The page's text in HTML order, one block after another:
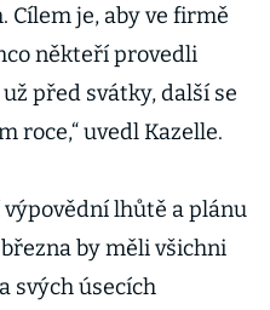
je, aby ve firmě
někteří provedli
před svátky, další se
roce,“ uvedl Kazelle.
lhůtě a plánu
by měli všichni
svých úsecích